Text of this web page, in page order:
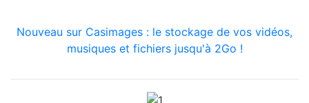
Nouveau sur Casimages : le stockage de vos vidéos,
musiques et fichiers jusqu'à 2Go !